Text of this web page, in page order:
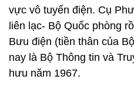
vực vô tuyến điện. Cụ
liên lạc- Bộ Quốc phòng
Bưu điện (tiền thân của
nay là Bộ Thông tin và
hưu năm 1967.